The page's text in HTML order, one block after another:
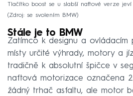
Tlačítko boost se u slabší naftové verze
Zdroj: se svolením BMW
Stále je to BMW
Zatímco k designu a ovládacím
místy určité výhrady, motory a
tradičně k absolutní špičce v
naftová motorizace označena
žádný trhač asfaltu, ale motor